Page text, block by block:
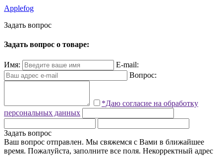
Applefog
Задать вопрос
Задать вопрос о товаре:
Имя:
E-mail:
Вопрос:
*Даю согласие на обработку
персональных данных
Задать вопрос
Ваш вопрос отправлен. Мы свяжемся с Вами в ближайшее
время. Пожалуйста, заполните все поля. Некорректный адрес